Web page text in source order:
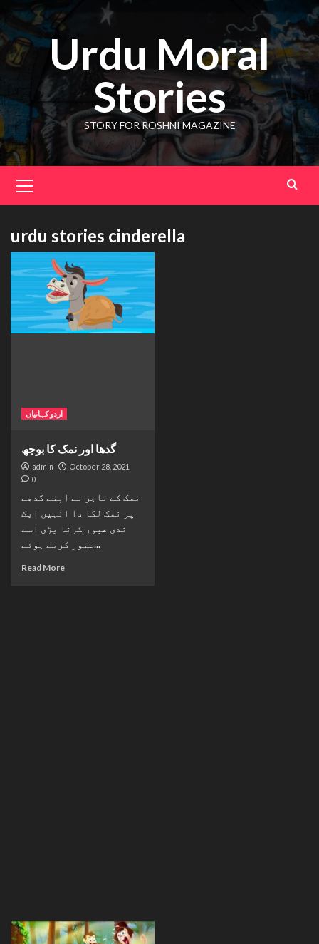
to
content
Urdu Moral
Stories
STORY FOR ROSHNI MAGAZINE
Menu
urdu stories cinderella
اردو کہانیاں
گدھا اور نمک کا بوجھ
admin October 28, 2021
0
نمک کے تاجر نے اپنے گدھے
پر نمک لگا دا انہیں ایک
ندی عبور کرنا پڑی اسے
عبور کرتے ہوئے...
Read More